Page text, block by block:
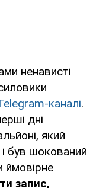
ненависті
каналі.
дні
який
був шокований
ймовірне
запис,